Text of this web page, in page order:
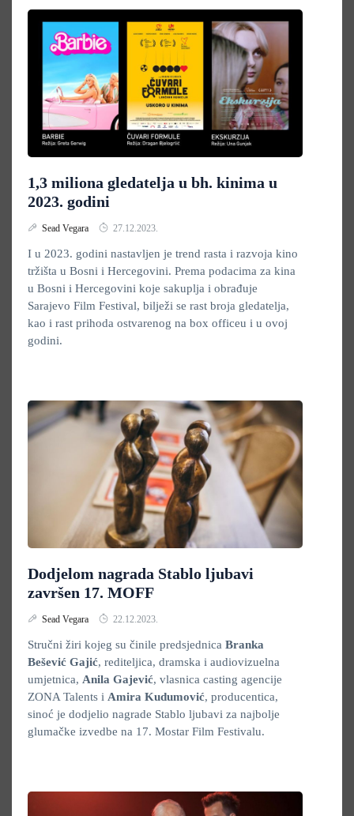
1,3 miliona gledatelja u bh. kinima u
2023. godini
Sead Vegara 27.12.2023.
I u 2023. godini nastavljen je trend rasta i razvoja kino
tržišta u Bosni i Hercegovini. Prema podacima za kina
u Bosni i Hercegovini koje sakuplja i obrađuje
Sarajevo Film Festival, bilježi se rast broja gledatelja,
kao i rast prihoda ostvarenog na box officeu i u ovoj
godini.
Dodjelom nagrada Stablo ljubavi
završen 17. MOFF
Sead Vegara 22.12.2023.
Stručni žiri kojeg su činile predsjednica Branka
Bešević Gajić, rediteljica, dramska i audiovizuelna
umjetnica, Anila Gajević, vlasnica casting agencije
ZONA Talents i Amira Kudumović, producentica,
sinoć je dodjelio nagrade Stablo ljubavi za najbolje
glumačke izvedbe na 17. Mostar Film Festivalu.